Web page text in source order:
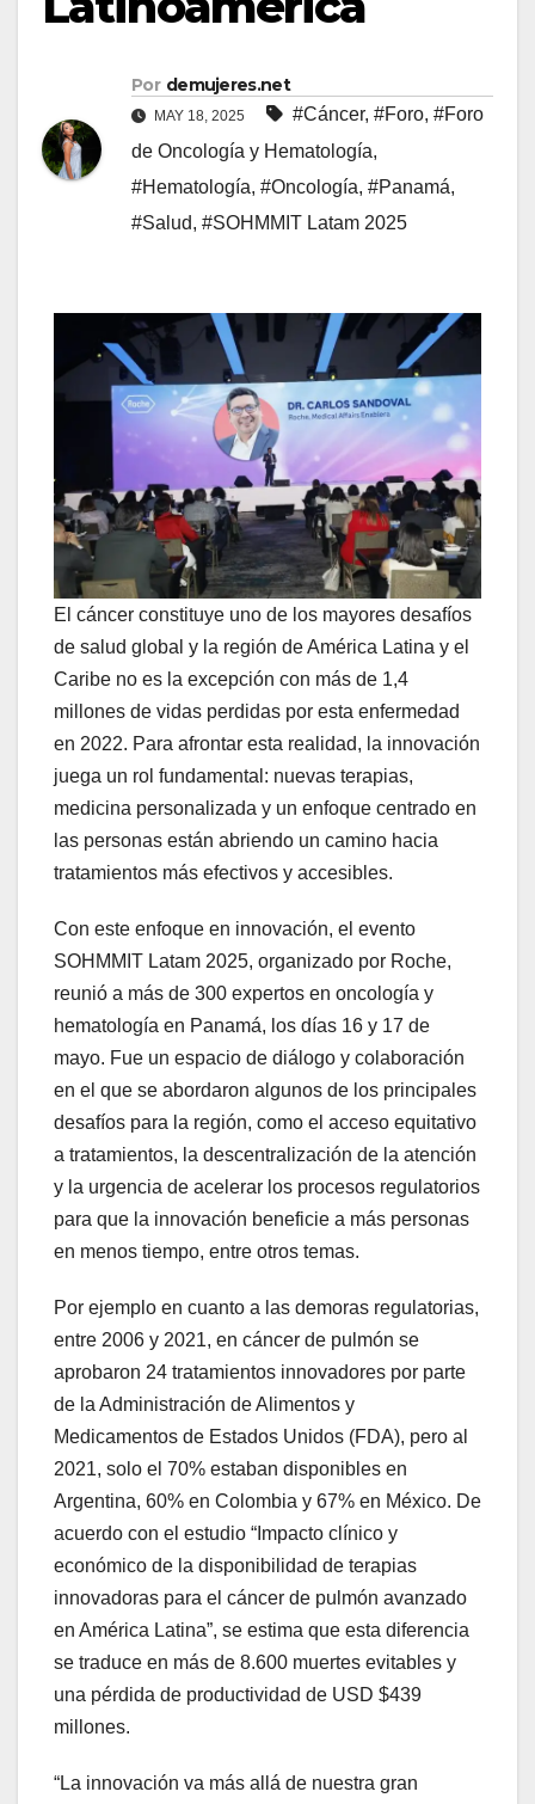
Por demujeres.net
MAY 18, 2025 #Cáncer, #Foro, #Foro
de Oncología y Hematología,
#Hematología, #Oncología, #Panamá,
#Salud, #SOHMMIT Latam 2025
El cáncer constituye uno de los mayores desafíos
de salud global y la región de América Latina y el
Caribe no es la excepción con más de 1,4
millones de vidas perdidas por esta enfermedad
en 2022. Para afrontar esta realidad, la innovación
juega un rol fundamental: nuevas terapias,
medicina personalizada y un enfoque centrado en
las personas están abriendo un camino hacia
tratamientos más efectivos y accesibles.
Con este enfoque en innovación, el evento
SOHMMIT Latam 2025, organizado por Roche,
reunió a más de 300 expertos en oncología y
hematología en Panamá, los días 16 y 17 de
mayo. Fue un espacio de diálogo y colaboración
en el que se abordaron algunos de los principales
desafíos para la región, como el acceso equitativo
a tratamientos, la descentralización de la atención
y la urgencia de acelerar los procesos regulatorios
para que la innovación beneficie a más personas
en menos tiempo, entre otros temas.
Por ejemplo en cuanto a las demoras regulatorias,
entre 2006 y 2021, en cáncer de pulmón se
aprobaron 24 tratamientos innovadores por parte
de la Administración de Alimentos y
Medicamentos de Estados Unidos (FDA), pero al
2021, solo el 70% estaban disponibles en
Argentina, 60% en Colombia y 67% en México. De
acuerdo con el estudio “Impacto clínico y
económico de la disponibilidad de terapias
innovadoras para el cáncer de pulmón avanzado
en América Latina”, se estima que esta diferencia
se traduce en más de 8.600 muertes evitables y
una pérdida de productividad de USD $439
millones.
“La innovación va más allá de nuestra gran